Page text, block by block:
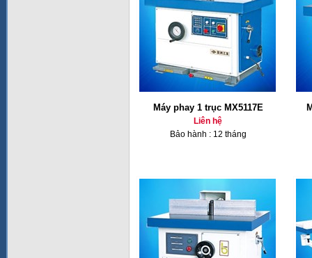
Máy phay 1 trục MX5117E
Liên hệ
Bảo hành : 12 tháng